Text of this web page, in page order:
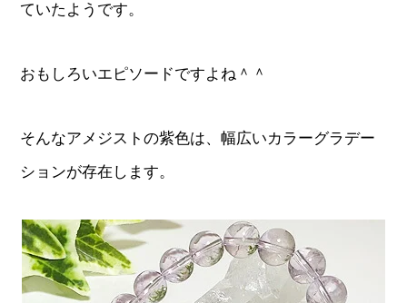
ていたようです。
おもしろいエピソードですよね＾＾
そんなアメジストの紫色は、幅広いカラーグラデー
ションが存在します。